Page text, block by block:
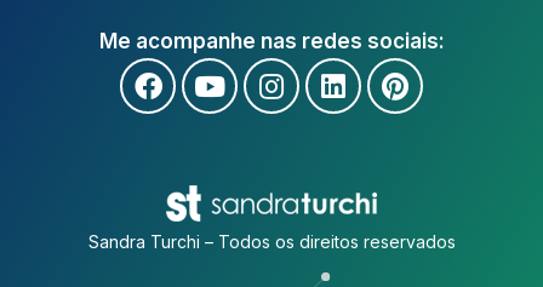
Me acompanhe nas redes sociais:
Sandra Turchi – Todos os direitos reservados